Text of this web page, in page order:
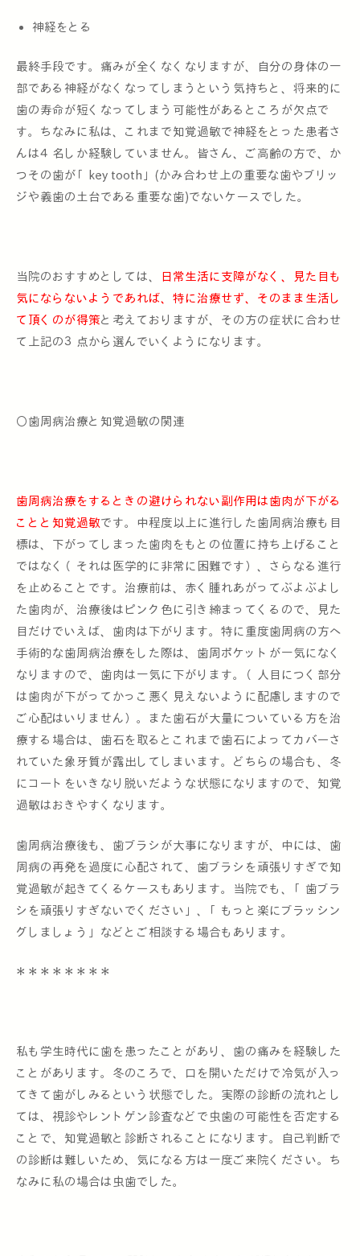
神経をとる
最終手段です。痛みが全くなくなりますが、自分の身体の一
部である神経がなくなってしまうという気持ちと、将来的に
歯の寿命が短くなってしまう可能性があるところが欠点で
す。ちなみに私は、これまで知覚過敏で神経をとった患者さ
んは４名しか経験していません。皆さん、ご高齢の方で、か
つその歯が「key tooth」(かみ合わせ上の重要な歯やブリッ
ジや義歯の土台である重要な歯)でないケースでした。
当院のおすすめとしては、
日常生活に支障がなく、見た目も
気にならないようであれば、特に治療せず、そのまま生活し
て頂くのが得策と考えておりますが、その方の症状に合わせ
て上記の３点から選んでいくようになります。
〇歯周病治療と知覚過敏の関連
歯周病治療をするときの避けられない副作用は歯肉が下がる
ことと知覚過敏です。中程度以上に進行した歯周病治療も目
標は、下がってしまった歯肉をもとの位置に持ち上げること
ではなく（それは医学的に非常に困難です）、さらなる進行
を止めることです。治療前は、赤く腫れあがってぶよぶよし
た歯肉が、治療後はピンク色に引き締まってくるので、見た
目だけでいえば、歯肉は下がります。特に重度歯周病の方へ
手術的な歯周病治療をした際は、歯周ポケットが一気になく
なりますので、歯肉は一気に下がります。（人目につく部分
は歯肉が下がってかっこ悪く見えないように配慮しますので
ご心配はいりません）。また歯石が大量についている方を治
療する場合は、歯石を取るとこれまで歯石によってカバーさ
れていた象牙質が露出してしまいます。どちらの場合も、冬
にコートをいきなり脱いだような状態になりますので、知覚
過敏はおきやすくなります。
歯周病治療後も、歯ブラシが大事になりますが、中には、歯
周病の再発を過度に心配されて、歯ブラシを頑張りすぎで知
覚過敏が起きてくるケースもあります。当院でも、「歯ブラ
シを頑張りすぎないでください」、「もっと楽にブラッシン
グしましょう」などとご相談する場合もあります。
＊＊＊＊＊＊＊＊
私も学生時代に歯を患ったことがあり、歯の痛みを経験した
ことがあります。冬のころで、口を開いただけで冷気が入っ
てきて歯がしみるという状態でした。実際の診断の流れとし
ては、視診やレントゲン診査などで虫歯の可能性を否定する
ことで、知覚過敏と診断されることになります。自己判断で
の診断は難しいため、気になる方は一度ご来院ください。ち
なみに私の場合は虫歯でした。